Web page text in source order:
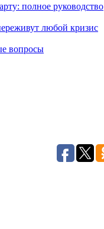
полное руководство
любой кризис
вопросы